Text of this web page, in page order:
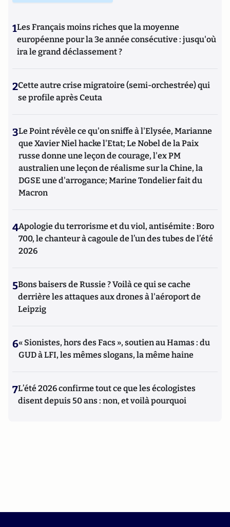
1Les Français moins riches que la moyenne
européenne pour la 3e année consécutive : jusqu'où
ira le grand déclassement ?
2Cette autre crise migratoire (semi-orchestrée) qui
se profile après Ceuta
3Le Point révèle ce qu'on sniffe à l'Elysée, Marianne
que Xavier Niel hacke l'Etat; Le Nobel de la Paix
russe donne une leçon de courage, l'ex PM
australien une leçon de réalisme sur la Chine, la
DGSE une d'arrogance; Marine Tondelier fait du
Macron
4Apologie du terrorisme et du viol, antisémite : Boro
700, le chanteur à cagoule de l’un des tubes de l’été
2026
5Bons baisers de Russie ? Voilà ce qui se cache
derrière les attaques aux drones à l'aéroport de
Leipzig
6« Sionistes, hors des Facs », soutien au Hamas : du
GUD à LFI, les mêmes slogans, la même haine
7L’été 2026 confirme tout ce que les écologistes
disent depuis 50 ans : non, et voilà pourquoi